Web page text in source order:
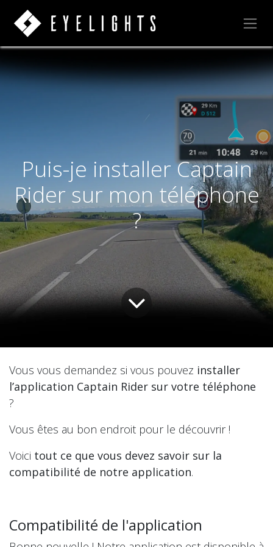
Puis-je installer Captain
Rider sur mon téléphone
?
Vous vous demandez si vous pouvez installer
l’application Captain Rider sur votre téléphone
?
Vous êtes au bon endroit pour le découvrir !
Voici tout ce que vous devez savoir sur la
compatibilité de notre application.
Compatibilité de l'application